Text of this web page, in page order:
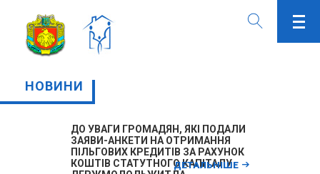
НОВИНИ
ДО УВАГИ ГРОМАДЯН, ЯКІ ПОДАЛИ
ЗАЯВИ-АНКЕТИ НА ОТРИМАННЯ
ПІЛЬГОВИХ КРЕДИТІВ ЗА РАХУНОК
КОШТІВ СТАТУТНОГО КАПІТАЛУ
ДЕТАЛЬНІШЕ